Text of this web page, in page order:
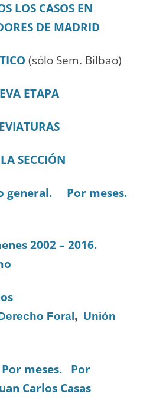
LOS CASOS EN
DE MADRID
(sólo Sem. Bilbao)
ETAPA
SECCIÓN
general.
Por meses.
2002 – 2016.
Foral , Unión
Por meses.
Por
Carlos Casas